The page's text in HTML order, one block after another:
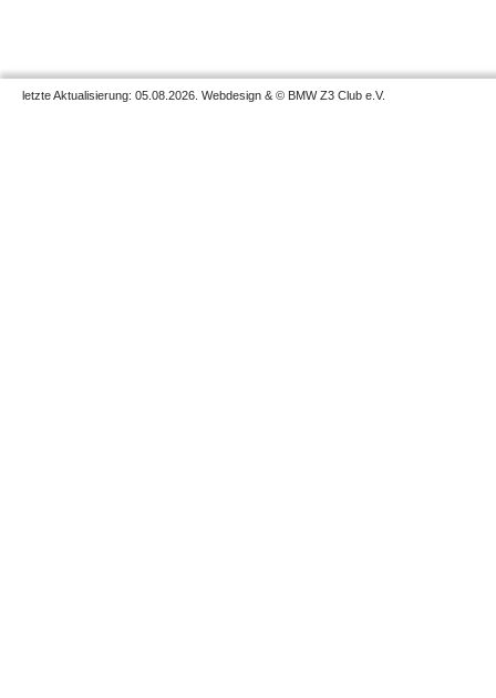
letzte Aktualisierung: 05.08.2026. Webdesign & © BMW Z3 Club e.V.